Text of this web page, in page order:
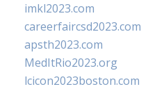
imkl2023.com
careerfaircsd2023.com
apsth2023.com
MedItRio2023.org
lcicon2023boston.com